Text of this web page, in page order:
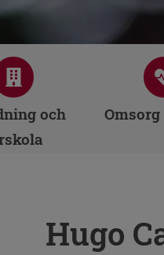
och
Hugo